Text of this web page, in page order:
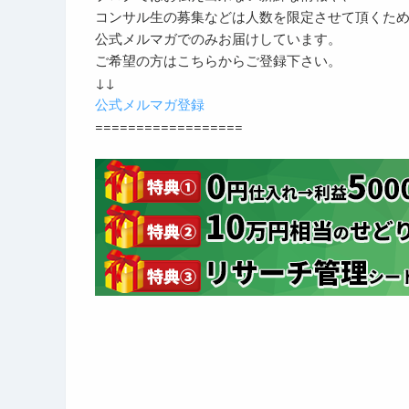
コンサル生の募集などは人数を限定させて頂くため
公式メルマガでのみお届けしています。
ご希望の方はこちらからご登録下さい。
↓↓
公式メルマガ登録
==================